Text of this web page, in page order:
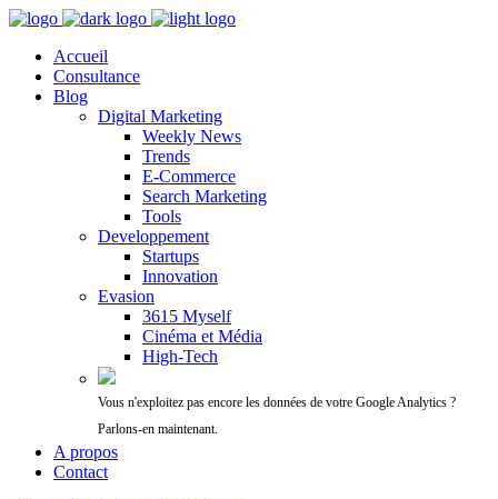
Accueil
Consultance
Blog
Digital Marketing
Weekly News
Trends
E-Commerce
Search Marketing
Tools
Developpement
Startups
Innovation
Evasion
3615 Myself
Cinéma et Média
High-Tech
Vous n'exploitez pas encore les données de votre Google Analytics ?
Parlons-en maintenant.
A propos
Contact